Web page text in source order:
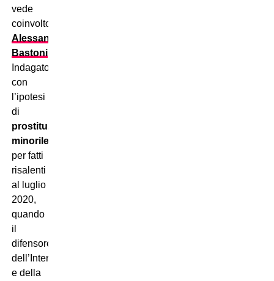
vede
coinvolto
Alessandro
Bastoni.
Indagato
con
l’ipotesi
di
prostituzione
minorile
per fatti
risalenti
al luglio
2020,
quando
il
difensore
dell’Inter
e della